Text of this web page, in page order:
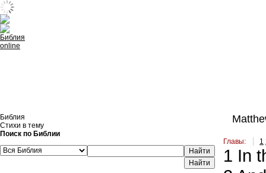
Библия
Стихи в тему
Поиск по Библии
Найти
Главы: 1
1 In